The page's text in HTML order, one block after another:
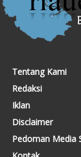
Tentang Kami
Redaksi
Iklan
Disclaimer
Pedoman Media